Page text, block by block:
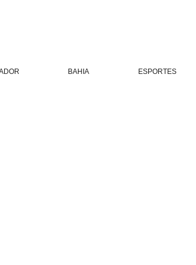
BAHIA ESPORTES